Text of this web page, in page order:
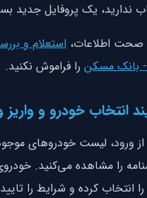
ندارید، یک پروفایل جدید
صحت اطلاعات، استعلام و
بانک مسکن را فراموش نکنید.
انتخاب خودرو و
ورود، لیست خودروهای
را مشاهده می‌کنید.
انتخاب کرده و شرایط را